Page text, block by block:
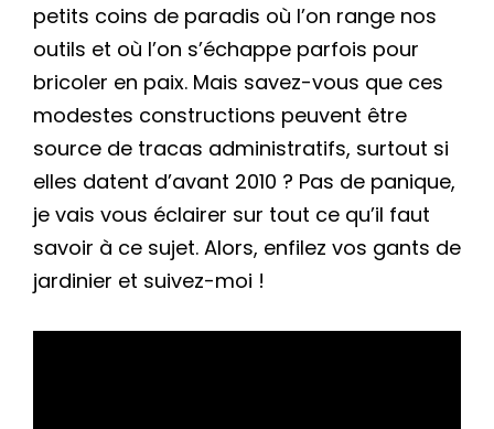
petits coins de paradis où l’on range nos
outils et où l’on s’échappe parfois pour
bricoler en paix. Mais savez-vous que ces
modestes constructions peuvent être
source de tracas administratifs, surtout si
elles datent d’avant 2010 ? Pas de panique,
je vais vous éclairer sur tout ce qu’il faut
savoir à ce sujet. Alors, enfilez vos gants de
jardinier et suivez-moi !